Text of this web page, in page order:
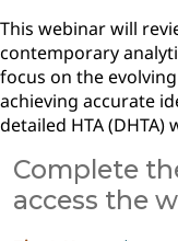
This webinar will
contemporary
focus on the
achieving accurate
detailed HTA (DHTA)